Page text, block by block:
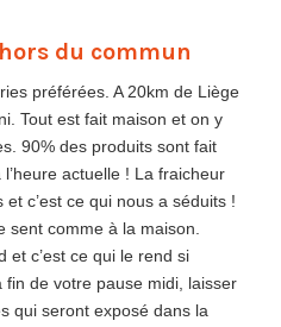
du commun
préférées. A 20km de Liège
Tout est fait maison et on y
90% des produits sont fait
actuelle ! La fraicheur
c’est ce qui nous a séduits !
sent comme à la maison.
et c’est ce qui le rend si
de votre pause midi, laisser
qui seront exposé dans la